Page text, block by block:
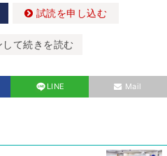
試読を申し込む
して続きを読む
LINE Mail